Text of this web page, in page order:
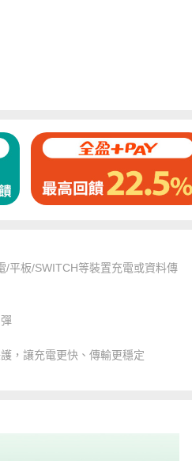
平板/SWITCH等裝置充電或資料傳
，讓充電更快、傳輸更穩定